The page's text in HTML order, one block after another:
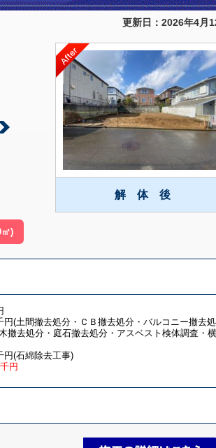
更新日：2026年4月
解 体 後
)
円(土間撤去処分・ＣＢ撤去処分・バルコニー撤去処
撤去処分・庭石撤去処分・アスベスト検体調査・横
円(石綿除去工事)
円